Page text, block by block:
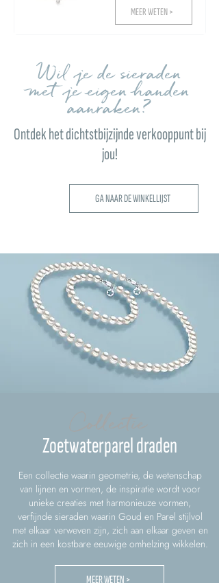
MEER WETEN >
Wil je de sieraden
met je eigen handen
aanraken?
Ontdek het dichtstbijzijnde verkooppunt bij
jou!
GA NAAR DE WINKELLIJST
Zoetwaterparel draden
Een collectie waarin geometrie, de wetenschap
van lijnen en vormen, de inspiratie wordt voor
unieke creaties met harmonieuze vormen,
verfijnde sieraden waarin Goud en Parel stijlvol
met elkaar verweven zijn, zich aan elkaar geven en
zich in een kostbare eeuwige omhelzing wikkelen.
MEER WETEN >